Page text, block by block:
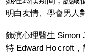
明白友情、學會男
飾演心理醫生 Simon
特 Edward Holcroft